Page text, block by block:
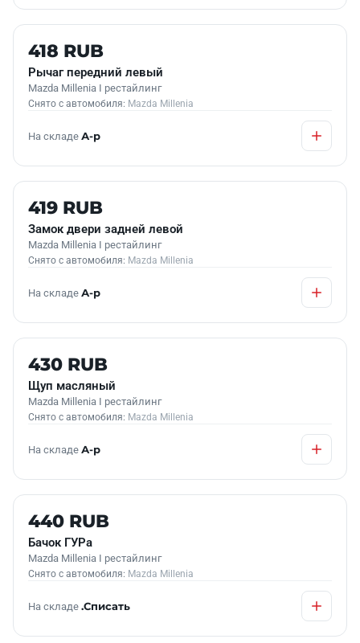
Б/У В НАЛИЧИИ
418 RUB
Рычаг передний левый
Mazda Millenia I рестайлинг
Снято с автомобиля: Mazda Millenia
На складе А-р
Б/У В НАЛИЧИИ
419 RUB
Замок двери задней левой
Mazda Millenia I рестайлинг
Снято с автомобиля: Mazda Millenia
На складе А-р
Б/У В НАЛИЧИИ
430 RUB
Щуп масляный
Mazda Millenia I рестайлинг
Снято с автомобиля: Mazda Millenia
На складе А-р
Б/У В НАЛИЧИИ
440 RUB
Бачок ГУРа
Mazda Millenia I рестайлинг
Снято с автомобиля: Mazda Millenia
На складе .Списать